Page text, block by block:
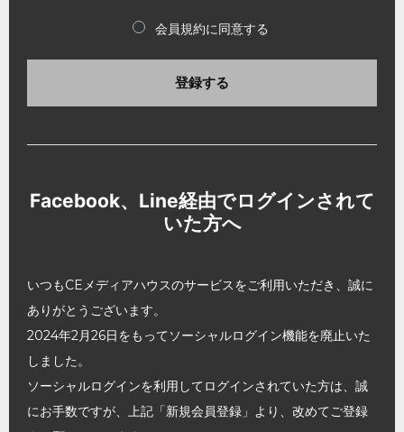
会員規約に同意する
登録する
Facebook、Line経由でログインされて
いた方へ
いつもCEメディアハウスのサービスをご利用いただき、誠に
ありがとうございます。
2024年2月26日をもってソーシャルログイン機能を廃止いた
しました。
ソーシャルログインを利用してログインされていた方は、誠
にお手数ですが、上記「新規会員登録」より、改めてご登録